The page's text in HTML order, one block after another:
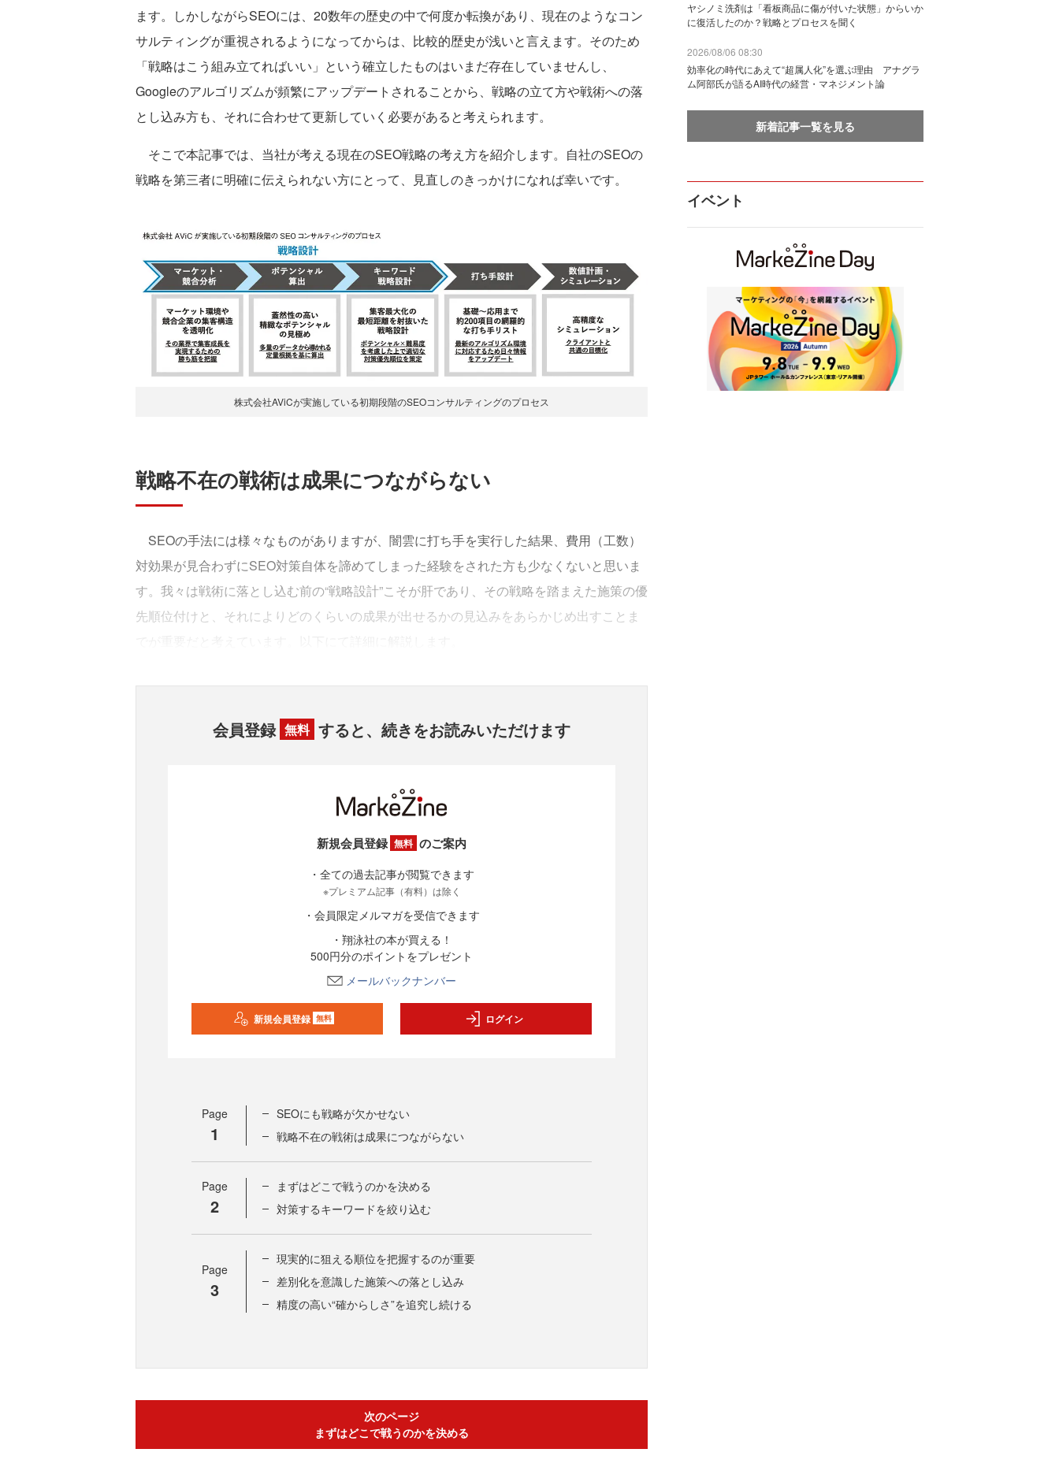
ます。しかしながらSEOには、20数年の歴史の中で何度か転換があり、現在のようなコン
サルティングが重視されるようになってからは、比較的歴史が浅いと言えます。そのため
「戦略はこう組み立てればいい」という確立したものはいまだ存在していませんし、
Googleのアルゴリズムが頻繁にアップデートされることから、戦略の立て方や戦術への落
とし込み方も、それに合わせて更新していく必要があると考えられます。
そこで本記事では、当社が考える現在のSEO戦略の考え方を紹介します。自社のSEOの
戦略を第三者に明確に伝えられない方にとって、見直しのきっかけになれば幸いです。
株式会社AViCが実施している初期段階のSEOコンサルティングのプロセス
戦略不在の戦術は成果につながらない
SEOの手法には様々なものがありますが、闇雲に打ち手を実行した結果、費用（工数）
対効果が見合わずにSEO対策自体を諦めてしまった経験をされた方も少なくないと思いま
す。我々は戦術に落とし込む前の“戦略設計”こそが肝であり、その戦略を踏まえた施策の優
先順位付けと、それによりどのくらいの成果が出せるかの見込みをあらかじめ出すことま
会員登録 無料 すると、続きをお読みいただけます
新規会員登録 無料 のご案内
・全ての過去記事が閲覧できます
※プレミアム記事（有料）は除く
・会員限定メルマガを受信できます
・翔泳社の本が買える！
500円分のポイントをプレゼント
メールバックナンバー
新規会員登録 無料 ログイン
Page
1
SEOにも戦略が欠かせない
戦略不在の戦術は成果につながらない
Page
2
まずはどこで戦うのかを決める
対策するキーワードを絞り込む
Page
3
現実的に狙える順位を把握するのが重要
差別化を意識した施策への落とし込み
精度の高い“確からしさ”を追究し続ける
次のページ
まずはどこで戦うのかを決める
ヤシノミ洗剤は「看板商品に傷が付いた状態」からいか
に復活したのか？戦略とプロセスを聞く
2026/08/06 08:30
効率化の時代にあえて“超属人化”を選ぶ理由 アナグラ
ム阿部氏が語るAI時代の経営・マネジメント論
新着記事一覧を見る
イベント